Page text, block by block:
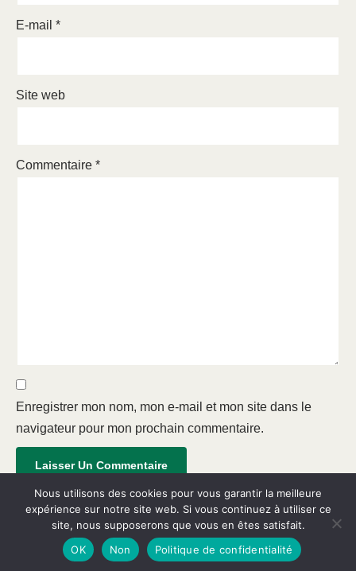
E-mail *
Site web
Commentaire *
Enregistrer mon nom, mon e-mail et mon site dans le
navigateur pour mon prochain commentaire.
Neve| Propulsé parWordPress
Nous utilisons des cookies pour vous garantir la meilleure
expérience sur notre site web. Si vous continuez à utiliser ce
site, nous supposerons que vous en êtes satisfait.
OK
Non Politique de confidentialité